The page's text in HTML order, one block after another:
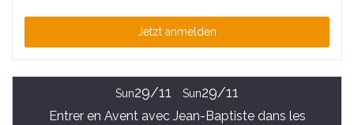
Jetzt anmelden
Sun29/11 Sun29/11
Entrer en Avent avec Jean-Baptiste dans les